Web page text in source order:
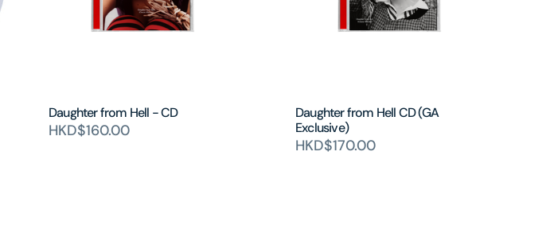
Daughter from Hell - CD
HKD$160.00
Daughter from Hell CD (GA
Exclusive)
HKD$170.00